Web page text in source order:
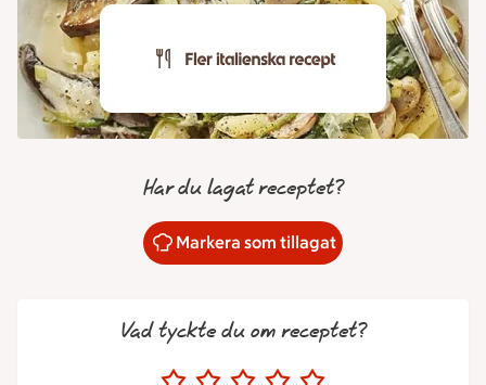
Har du lagat receptet?
Markera som tillagat
Vad tyckte du om receptet?